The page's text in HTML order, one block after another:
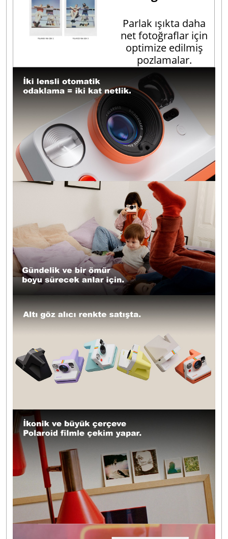
Parlak ışıkta daha
net fotoğraflar için
optimize edilmiş
pozlamalar.